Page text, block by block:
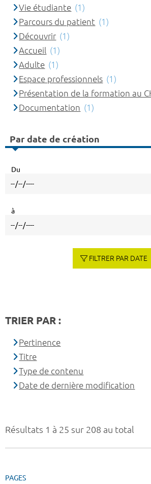
Résultats 1 à 25 sur 208 au total
PAGES
Vie étudiante (1)
Parcours du patient (1)
Découvrir (1)
Accueil (1)
Adulte (1)
Espace professionnels (1)
Présentation de la formation au
Documentation (1)
Par date de création
Du
à
FILTRER PAR DATE
TRIER PAR :
Pertinence
Titre
Type de contenu
Date de dernière modification